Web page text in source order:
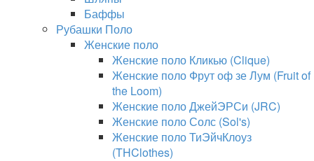
Баффы
Рубашки Поло
Женские поло
Женские поло Кликью (Clique)
Женские поло Фрут оф зе Лум (Fruit of
the Loom)
Женские поло ДжейЭРСи (JRC)
Женские поло Солс (Sol's)
Женские поло ТиЭйчКлоуз
(THClothes)